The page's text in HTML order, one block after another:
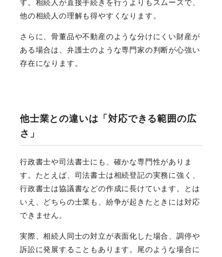
す。相続人が直接手続きを行うよりもスムーズで、
他の相続人の理解も得やすくなります。
さらに、骨董品や不動産のような分けにくい財産が
ある場合は、弁護士のような専門家の判断が心強い
存在になります。
他士業との違いは「対応できる範囲の広
さ」
行政書士や司法書士にも、確かな専門性がありま
す。たとえば、司法書士は相続登記の実務に強く、
行政書士は協議書などの作成に長けています。とは
いえ、どちらの士業も、紛争が起きたときには対応
できません。
実際、相続人同士の対立が表面化した場合、調停や
訴訟に発展することもあります。尾のような場合に